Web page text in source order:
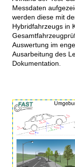
Messdaten
werden diese mit
Hybridfahrzeugs in
Auswertung im
Ausarbeitung des
Dokumentation.